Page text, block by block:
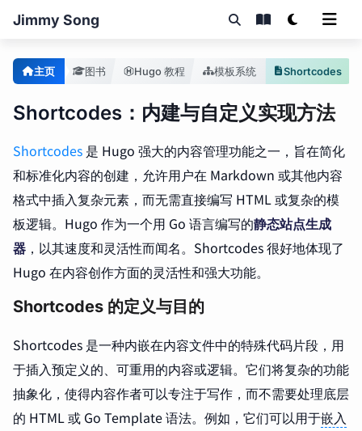
Jimmy Song
主页 图书 Hugo 教程 模板系统 Shortcodes
Shortcodes：内建与自定义实现方法
Shortcodes 是 Hugo 强大的内容管理功能之一，旨在简化
和标准化内容的创建，允许用户在 Markdown 或其他内容
格式中插入复杂元素，而无需直接编写 HTML 或复杂的模
板逻辑。Hugo 作为一个用 Go 语言编写的静态站点生成
器 ，以其速度和灵活性而闻名。Shortcodes 很好地体现了
Hugo 在内容创作方面的灵活性和强大功能。
Shortcodes 的定义与目的
Shortcodes 是一种内嵌在内容文件中的特殊代码片段，用
于插入预定义的、可重用的内容或逻辑。它们将复杂的功能
抽象化，使得内容作者可以专注于写作，而不需要处理底层
的 HTML 或 Go Template 语法。例如，它们可以用于嵌入